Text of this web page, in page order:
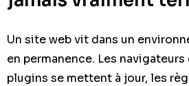
Un site web vit dans un
en permanence. Les
plugins se mettent à jour, les